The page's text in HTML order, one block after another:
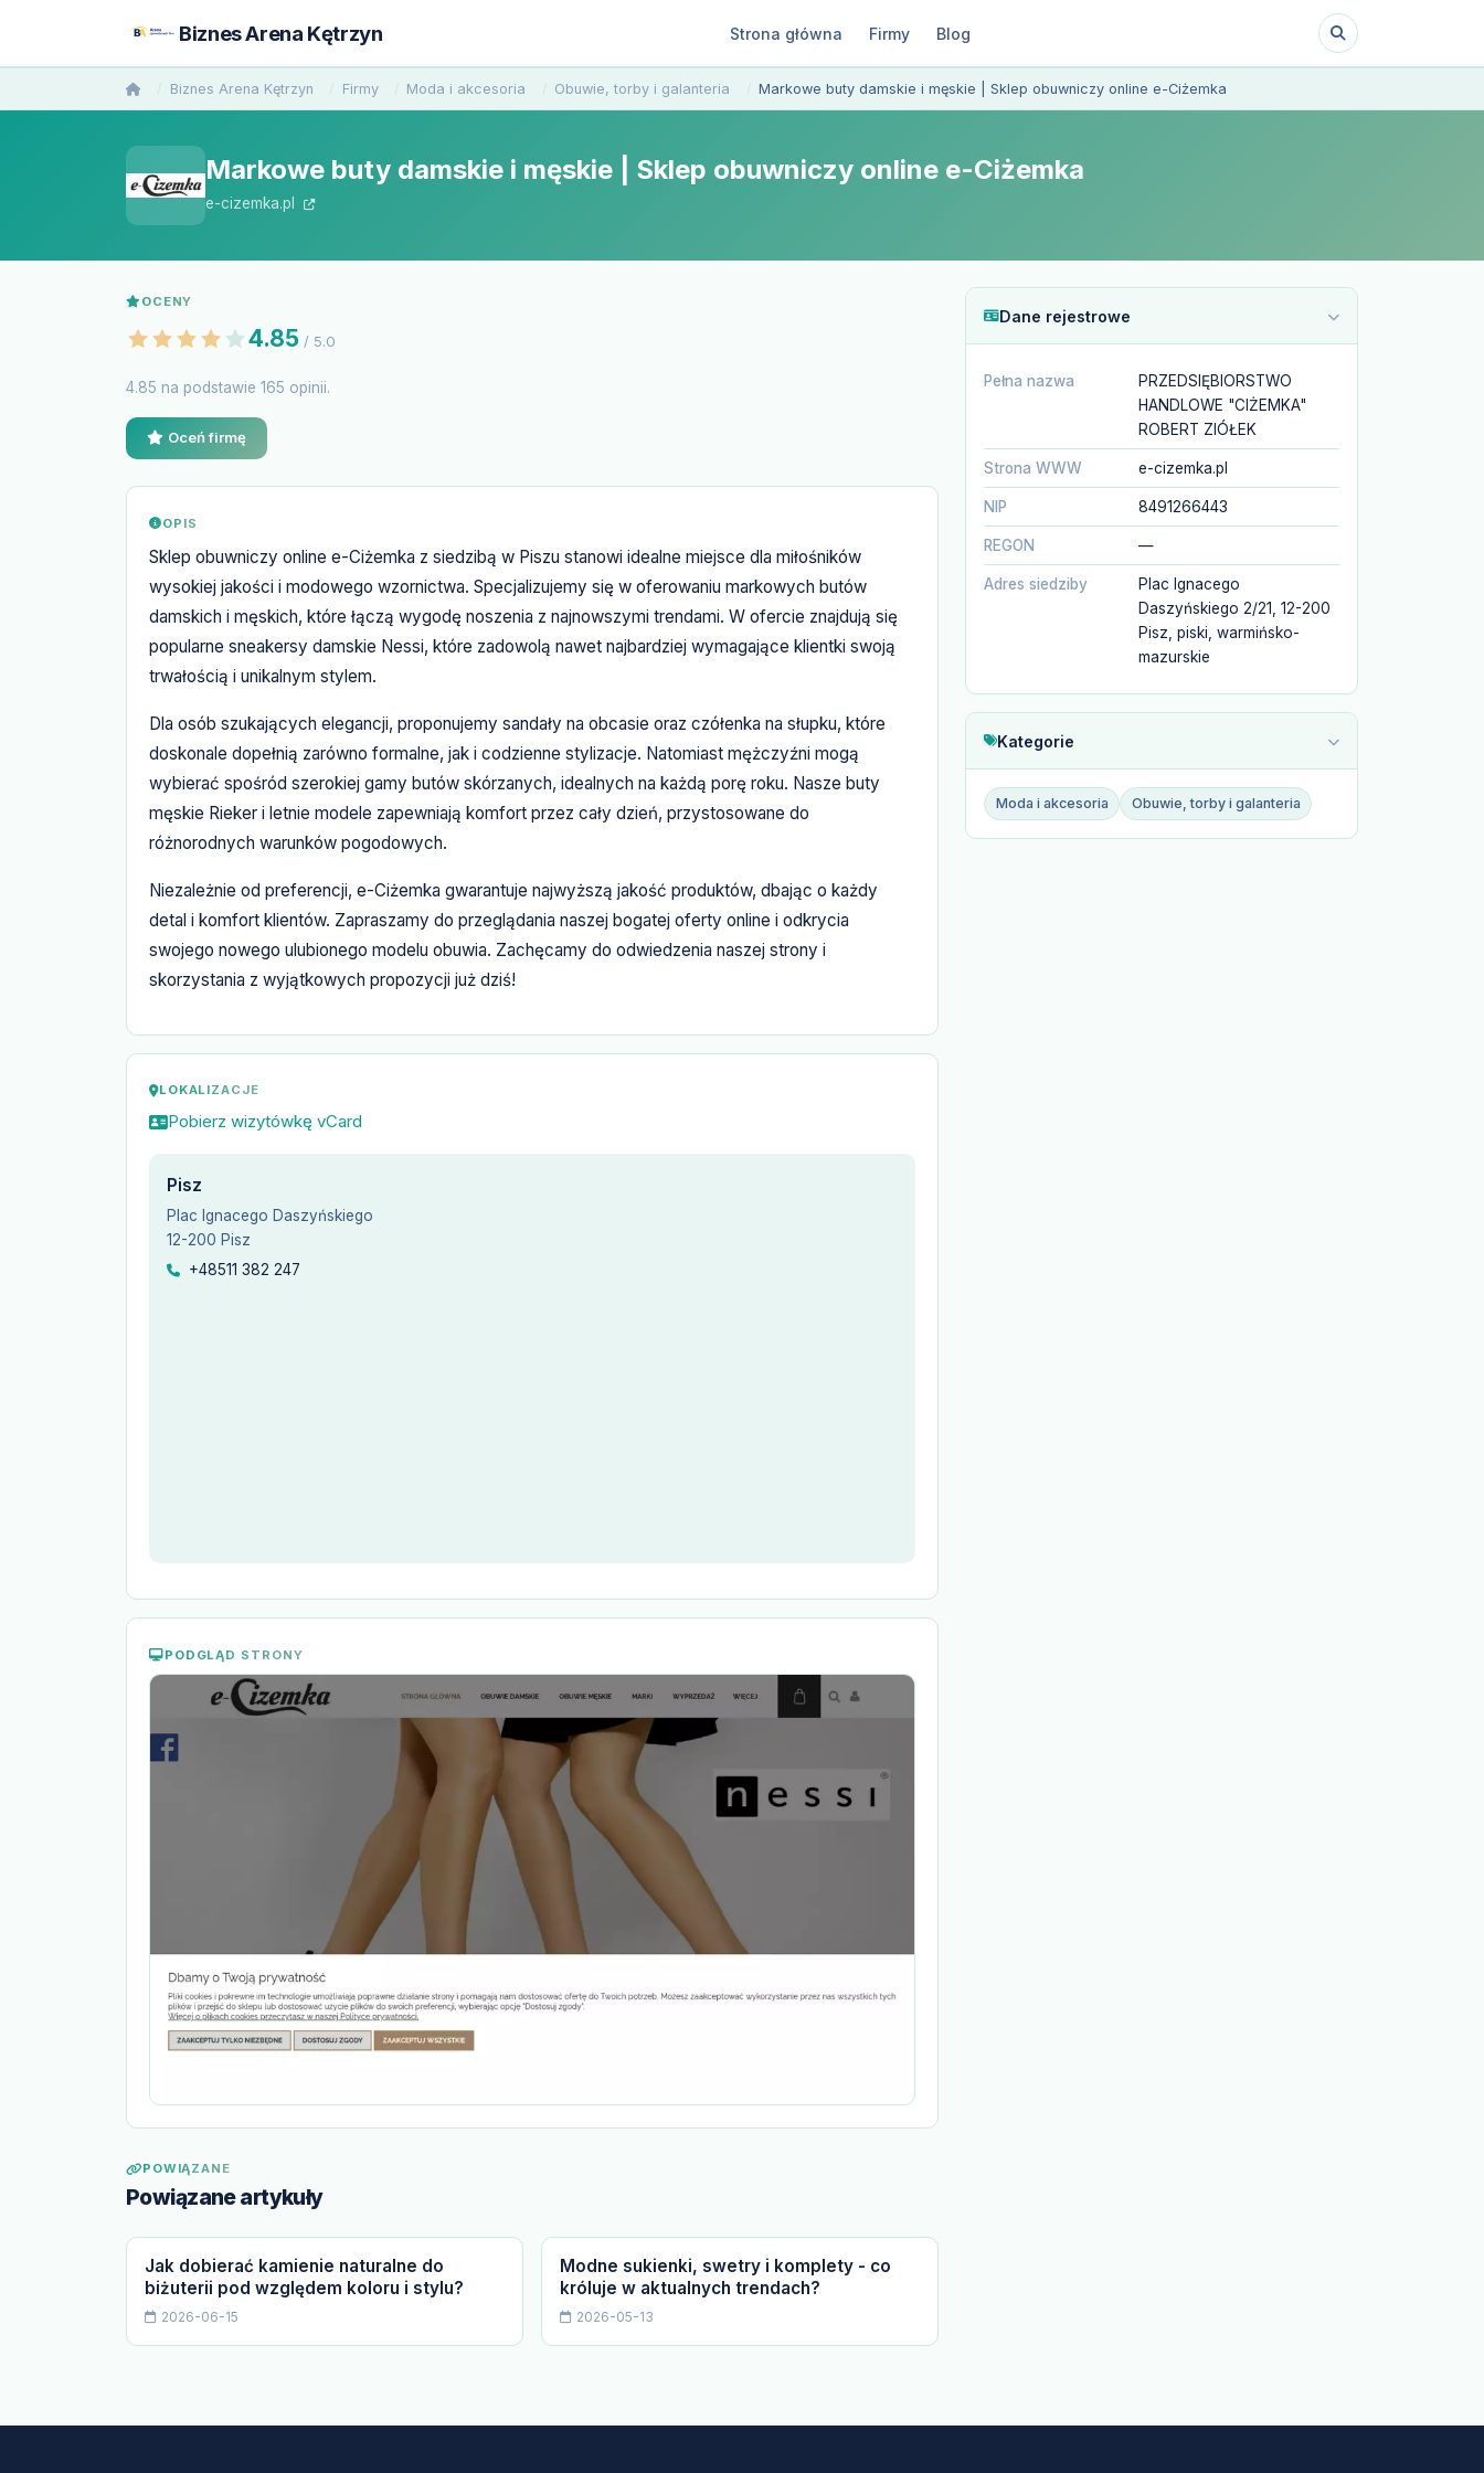
Biznes Arena Kętrzyn Strona główna Firmy Blog
Biznes Arena Kętrzyn Firmy Moda i akcesoria Obuwie, torby i galanteria Markowe buty damskie i męskie | Sklep obuwniczy online e-Ciżemka
Markowe buty damskie i męskie | Sklep obuwniczy online e-Ciżemka
e-cizemka.pl
Dane rejestrowe
Pełna nazwa
PRZEDSIĘBIORSTWO
HANDLOWE "CIŻEMKA"
ROBERT ZIÓŁEK
Strona WWW e-cizemka.pl
NIP 8491266443
REGON —
Adres siedziby
Plac Ignacego
Daszyńskiego 2/21, 12-200
Pisz, piski, warmińsko-
mazurskie
Kategorie
Moda i akcesoria Obuwie, torby i galanteria
OCENY
4.85 / 5.0
4.85 na podstawie 165 opinii.
Oceń firmę
OPIS
Sklep obuwniczy online e-Ciżemka z siedzibą w Piszu stanowi idealne miejsce dla miłośników
wysokiej jakości i modowego wzornictwa. Specjalizujemy się w oferowaniu markowych butów
damskich i męskich, które łączą wygodę noszenia z najnowszymi trendami. W ofercie znajdują się
popularne sneakersy damskie Nessi, które zadowolą nawet najbardziej wymagające klientki swoją
trwałością i unikalnym stylem.
Dla osób szukających elegancji, proponujemy sandały na obcasie oraz czółenka na słupku, które
doskonale dopełnią zarówno formalne, jak i codzienne stylizacje. Natomiast mężczyźni mogą
wybierać spośród szerokiej gamy butów skórzanych, idealnych na każdą porę roku. Nasze buty
męskie Rieker i letnie modele zapewniają komfort przez cały dzień, przystosowane do
różnorodnych warunków pogodowych.
Niezależnie od preferencji, e-Ciżemka gwarantuje najwyższą jakość produktów, dbając o każdy
detal i komfort klientów. Zapraszamy do przeglądania naszej bogatej oferty online i odkrycia
swojego nowego ulubionego modelu obuwia. Zachęcamy do odwiedzenia naszej strony i
skorzystania z wyjątkowych propozycji już dziś!
LOKALIZACJE
Pobierz wizytówkę vCard
Pisz
Plac Ignacego Daszyńskiego
12-200 Pisz
+48511 382 247
PODGLĄD STRONY
POWIĄZANE
Powiązane artykuły
Jak dobierać kamienie naturalne do
biżuterii pod względem koloru i stylu?
2026-06-15
Modne sukienki, swetry i komplety - co
króluje w aktualnych trendach?
2026-05-13